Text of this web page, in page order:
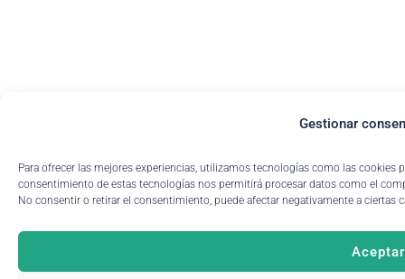
Gestionar
Para ofrecer las mejores experiencias, utilizamos tecnologías como las
consentimiento de estas tecnologías nos permitirá procesar datos como el
No consentir o retirar el consentimiento, puede afectar negativamente a ciertas
Aceptar